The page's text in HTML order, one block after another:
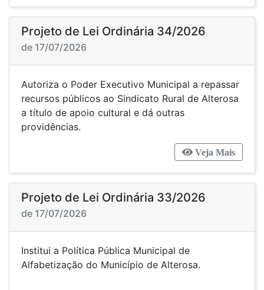
Projeto de Lei Ordinária 34/2026
de 17/07/2026
Autoriza o Poder Executivo Municipal a repassar
recursos públicos ao Sindicato Rural de Alterosa
a título de apoio cultural e dá outras
providências.
Veja Mais
Projeto de Lei Ordinária 33/2026
de 17/07/2026
Institui a Política Pública Municipal de
Alfabetização do Município de Alterosa.